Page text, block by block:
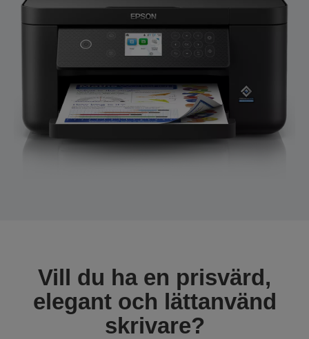
Vill du ha en prisvärd,
elegant och lättanvänd
skrivare?